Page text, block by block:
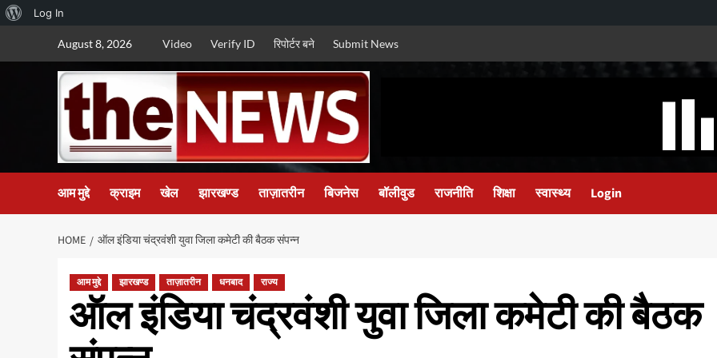
About
WordPress
Log In
August 8, 2026 Video Verify ID रिपोर्टर बने Submit News
आम मुद्दे क्राइम खेल झारखण्ड ताज़ातरीन बिजनेस बॉलीवुड राजनीति शिक्षा स्वास्थ्य Login
HOME ऑल इंडिया चंद्रवंशी युवा जिला कमेटी की बैठक संपन्न
आम मुद्दे झारखण्ड ताज़ातरीन धनबाद राज्य
ऑल इंडिया चंद्रवंशी युवा जिला कमेटी की बैठक